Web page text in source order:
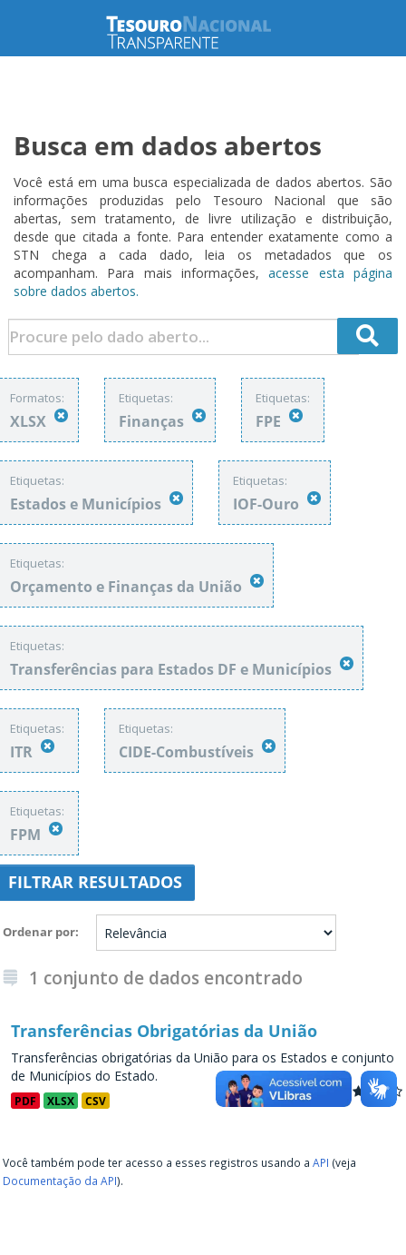
Busca em dados abertos
Você está em uma busca especializada de dados abertos. São
informações produzidas pelo Tesouro Nacional que são
abertas, sem tratamento, de livre utilização e distribuição,
desde que citada a fonte. Para entender exatamente como a
STN chega a cada dado, leia os metadados que os
acompanham. Para mais informações,acesse esta página
sobre dados abertos.
Formatos:
XLSX
Etiquetas:
Finanças
Etiquetas:
FPE
Etiquetas:
Estados e Municípios
Etiquetas:
IOF-Ouro
Etiquetas:
Orçamento e Finanças da União
Etiquetas:
Transferências para Estados DF e Municípios
Etiquetas:
ITR
Etiquetas:
CIDE-Combustíveis
Etiquetas:
FPM
FILTRAR RESULTADOS
Ordenar por
1 conjunto de dados encontrado
Transferências Obrigatórias da União
Transferências obrigatórias da União para os Estados e conjunto
de Municípios do Estado.
PDF XLSX CSV
Você também pode ter acesso a esses registros usando a API (veja
Documentação da API).